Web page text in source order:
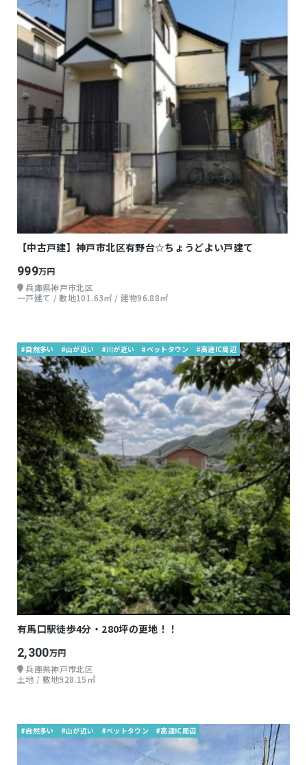
【中古戸建】神戸市北区有野台☆ちょうどよい戸建て
999万円
兵庫県神戸市北区
一戸建て / 敷地101.63㎡ / 建物96.88㎡
#自然多い #山が近い #川が近い #ベットタウン #高速IC周辺
有馬口駅徒歩4分・280坪の更地！！
2,300万円
兵庫県神戸市北区
土地 / 敷地928.15㎡
#自然多い #山が近い #ベットタウン #高速IC周辺